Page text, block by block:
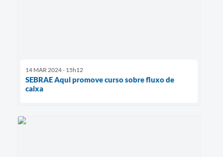
14 MAR 2024 - 15h12
SEBRAE Aqui promove curso sobre fluxo de
caixa